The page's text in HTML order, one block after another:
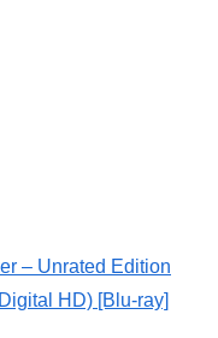
– Unrated Edition
HD) [Blu-ray]